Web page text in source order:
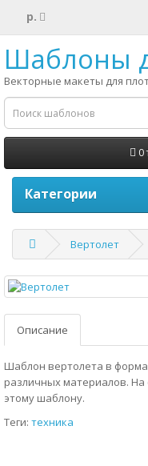
р.
Шаблоны
Векторные макеты для
0
Категории
Вертолет
Описание
Шаблон вертолета в
различных материалов.
этому шаблону.
Теги: техника